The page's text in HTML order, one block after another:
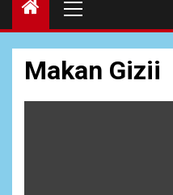
Menu
Makan Gizii